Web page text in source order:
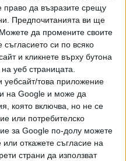
право да възразите срещу
Предпочитанията ви ще
да промените своите
съгласието си по всяко
и кликнете върху бутона
уеб страницата.
това приложение
на Google и може да
която включва, но не се
или потребителско
за Google по-долу можете
или откажете съгласие на
страни да използват
мерки, които
по отношение на
каза Гечев, като
седмица предстои
окончателно промените
и защита на
засилен контрол и по-
и КЗП върху
търговски практики.